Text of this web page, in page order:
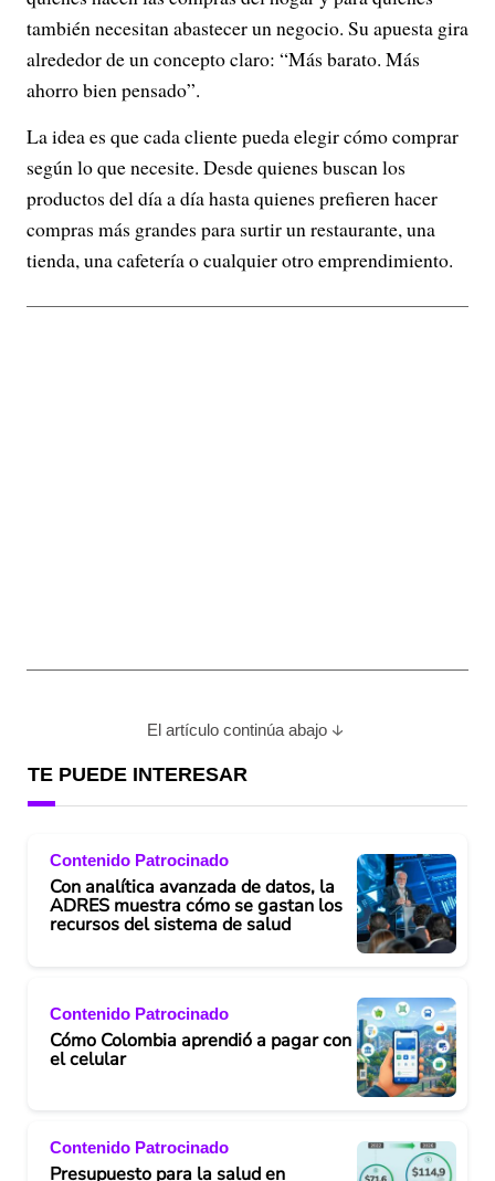
también necesitan abastecer un negocio. Su apuesta gira
alrededor de un concepto claro: “Más barato. Más
ahorro bien pensado”.
La idea es que cada cliente pueda elegir cómo comprar
según lo que necesite. Desde quienes buscan los
productos del día a día hasta quienes prefieren hacer
compras más grandes para surtir un restaurante, una
tienda, una cafetería o cualquier otro emprendimiento.
El artículo continúa abajo
TE PUEDE INTERESAR
Contenido Patrocinado
Con analítica avanzada de datos, la
ADRES muestra cómo se gastan los
recursos del sistema de salud
Contenido Patrocinado
Cómo Colombia aprendió a pagar con
el celular
Contenido Patrocinado
Presupuesto para la salud en